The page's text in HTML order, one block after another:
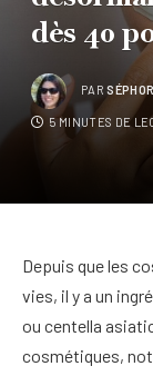
dès 40
PAR
5 MINUTES DE
Depuis que les
vies, il y a un
ou centella
cosmétiques,